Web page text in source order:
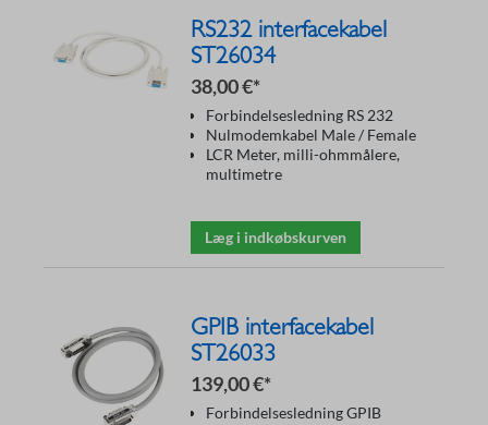
RS232 interfacekabel
ST26034
38,00 €*
Forbindelsesledning RS 232
Nulmodemkabel Male / Female
LCR Meter, milli-ohmmålere,
multimetre
Læg i indkøbskurven
GPIB interfacekabel
ST26033
139,00 €*
Forbindelsesledning GPIB